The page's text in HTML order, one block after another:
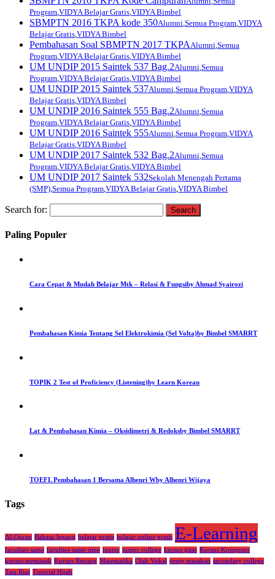
Program,VIDYA Belajar Gratis,VIDYA Bimbel
SBMPTN 2016 TKPA kode 350Alumni,Semua Program,VIDYA
Belajar Gratis,VIDYA Bimbel
Pembahasan Soal SBMPTN 2017 TKPAAlumni,Semua
Program,VIDYA Belajar Gratis,VIDYA Bimbel
UM UNDIP 2015 Saintek 537 Bag.2Alumni,Semua
Program,VIDYA Belajar Gratis,VIDYA Bimbel
UM UNDIP 2015 Saintek 537Alumni,Semua Program,VIDYA
Belajar Gratis,VIDYA Bimbel
UM UNDIP 2016 Saintek 555 Bag.2Alumni,Semua
Program,VIDYA Belajar Gratis,VIDYA Bimbel
UM UNDIP 2016 Saintek 555Alumni,Semua Program,VIDYA
Belajar Gratis,VIDYA Bimbel
UM UNDIP 2017 Saintek 532 Bag.2Alumni,Semua
Program,VIDYA Belajar Gratis,VIDYA Bimbel
UM UNDIP 2017 Saintek 532Sekolah Menengah Pertama
(SMP),Semua Program,VIDYA Belajar Gratis,VIDYA Bimbel
Search for:
Paling Populer
Cara Cepat & Mudah Belajar Mtk – Relasi & Fungsiby Ahmad Syairozi
Pembahasan Kimia Tentang Sel Elektrokimia (Sel Volta)by Bimbel SMARRT
TOPIK 2 Test of Proficiency (Listening)by Learn Korean
Lat & Pembahasan Kimia – Oksidimetri & Redoksby Bimbel SMARRT
TOEFL Pembahasan 1 Bersama Alhenri Wby Alhenri Wijaya
Tags
Al-Quran Bahasa Jepang belajar gratis belajar online gratis E-Learning
faculties same faculties same time junior junior college kursus gitar Kursus Komputer
kursus memasak Kursus Renang Matematika Olah Vokal resep masakan secondary college
Tata Rias Tutorial Hijab